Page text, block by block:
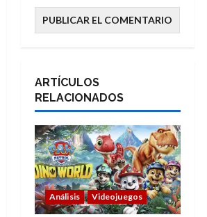
ARTÍCULOS
RELACIONADOS
Análisis Videojuegos